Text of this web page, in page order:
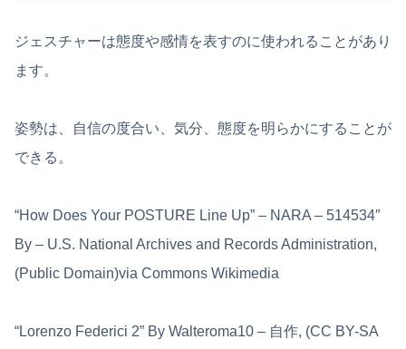
ジェスチャーは態度や感情を表すのに使われることがあり
ます。
姿勢は、自信の度合い、気分、態度を明らかにすることが
できる。
“How Does Your POSTURE Line Up” – NARA – 514534″
By – U.S. National Archives and Records Administration,
(Public Domain)via Commons Wikimedia
“Lorenzo Federici 2” By Walteroma10 – 自作, (CC BY-SA